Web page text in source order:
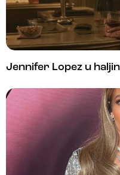
Jennifer Lopez u